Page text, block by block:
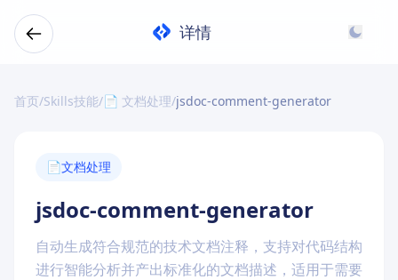
详情
首页/Skills技能/📄 文档处理/jsdoc-comment-generator
📄文档处理
jsdoc-comment-generator
自动生成符合规范的技术文档注释，支持对代码结构
进行智能分析并产出标准化的文档描述，适用于需要